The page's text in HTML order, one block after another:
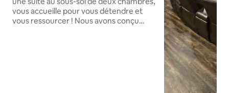
vous accueille pour vous détendre et
vous ressourcer ! Nous avons conçu